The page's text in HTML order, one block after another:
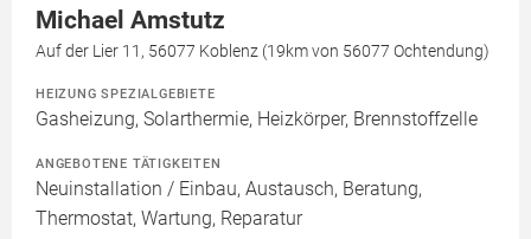
Michael Amstutz
Auf der Lier 11, 56077 Koblenz (19km von 56077 Ochtendung)
HEIZUNG SPEZIALGEBIETE
Gasheizung, Solarthermie, Heizkörper, Brennstoffzelle
ANGEBOTENE TÄTIGKEITEN
Neuinstallation / Einbau, Austausch, Beratung,
Thermostat, Wartung, Reparatur